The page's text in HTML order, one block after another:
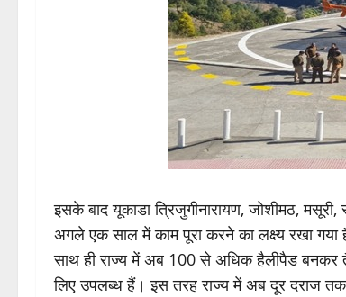
इसके बाद यूकाडा त्रिजुगीनारायण, जोशीमठ, मसूरी,
अगले एक साल में काम पूरा करने का लक्ष्य रखा गया
साथ ही राज्य में अब 100 से अधिक हैलीपैड बनकर
लिए उपलब्ध हैं। इस तरह राज्य में अब दूर दराज तक